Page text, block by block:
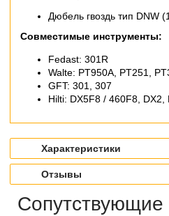
Дюбель гвоздь тип DNW
Совместимые инструменты:
Fedast: 301R
Walte: PT950A, PT251,
GFT: 301, 307
Hilti: DX5F8 / 460F8, DX2,
Характеристики
Отзывы
Сопутствующие